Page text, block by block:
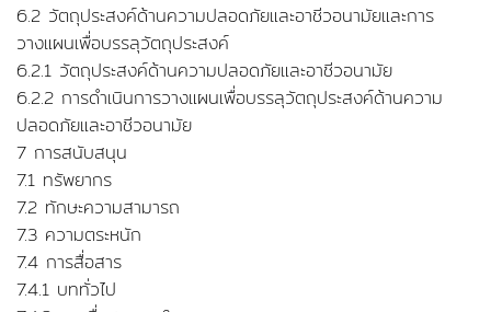
6.2 วัตถุประสงค์ด้านความปลอดภัยและอาชีวอนามัยและการ
วางแผนเพื่อบรรลุวัตถุประสงค์
6.2.1 วัตถุประสงค์ด้านความปลอดภัยและอาชีวอนามัย
6.2.2 การดำเนินการวางแผนเพื่อบรรลุวัตถุประสงค์ด้านความ
ปลอดภัยและอาชีวอนามัย
7 การสนับสนุน
7.1 ทรัพยากร
7.2 ทักษะความสามารถ
7.3 ความตระหนัก
7.4 การสื่อสาร
7.4.1 บททั่วไป